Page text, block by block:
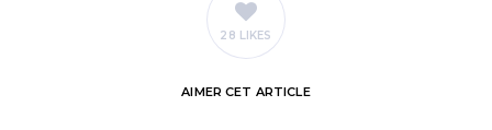
28 LIKES
AIMER CET ARTICLE